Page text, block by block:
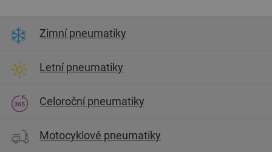
Zimní pneumatiky
Letní pneumatiky
Celoroční pneumatiky
Motocyklové pneumatiky